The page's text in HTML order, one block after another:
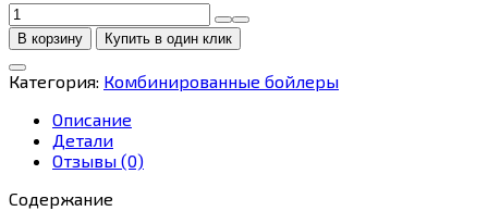
Количество
товара
THERMEX
IRP
300
(combi)
PRO
В корзину Купить в один клик
Категория: Комбинированные бойлеры
Описание
Детали
Отзывы (0)
Содержание